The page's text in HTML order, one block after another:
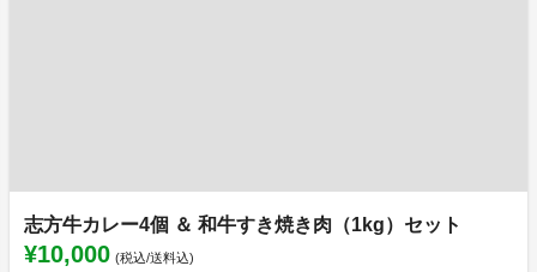
志方牛カレー4個 ＆ 和牛すき焼き肉（1kg）セット
¥10,000 (税込/送料込)